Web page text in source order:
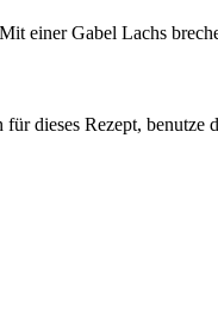
einer Gabel Lachs
dieses Rezept, benutze